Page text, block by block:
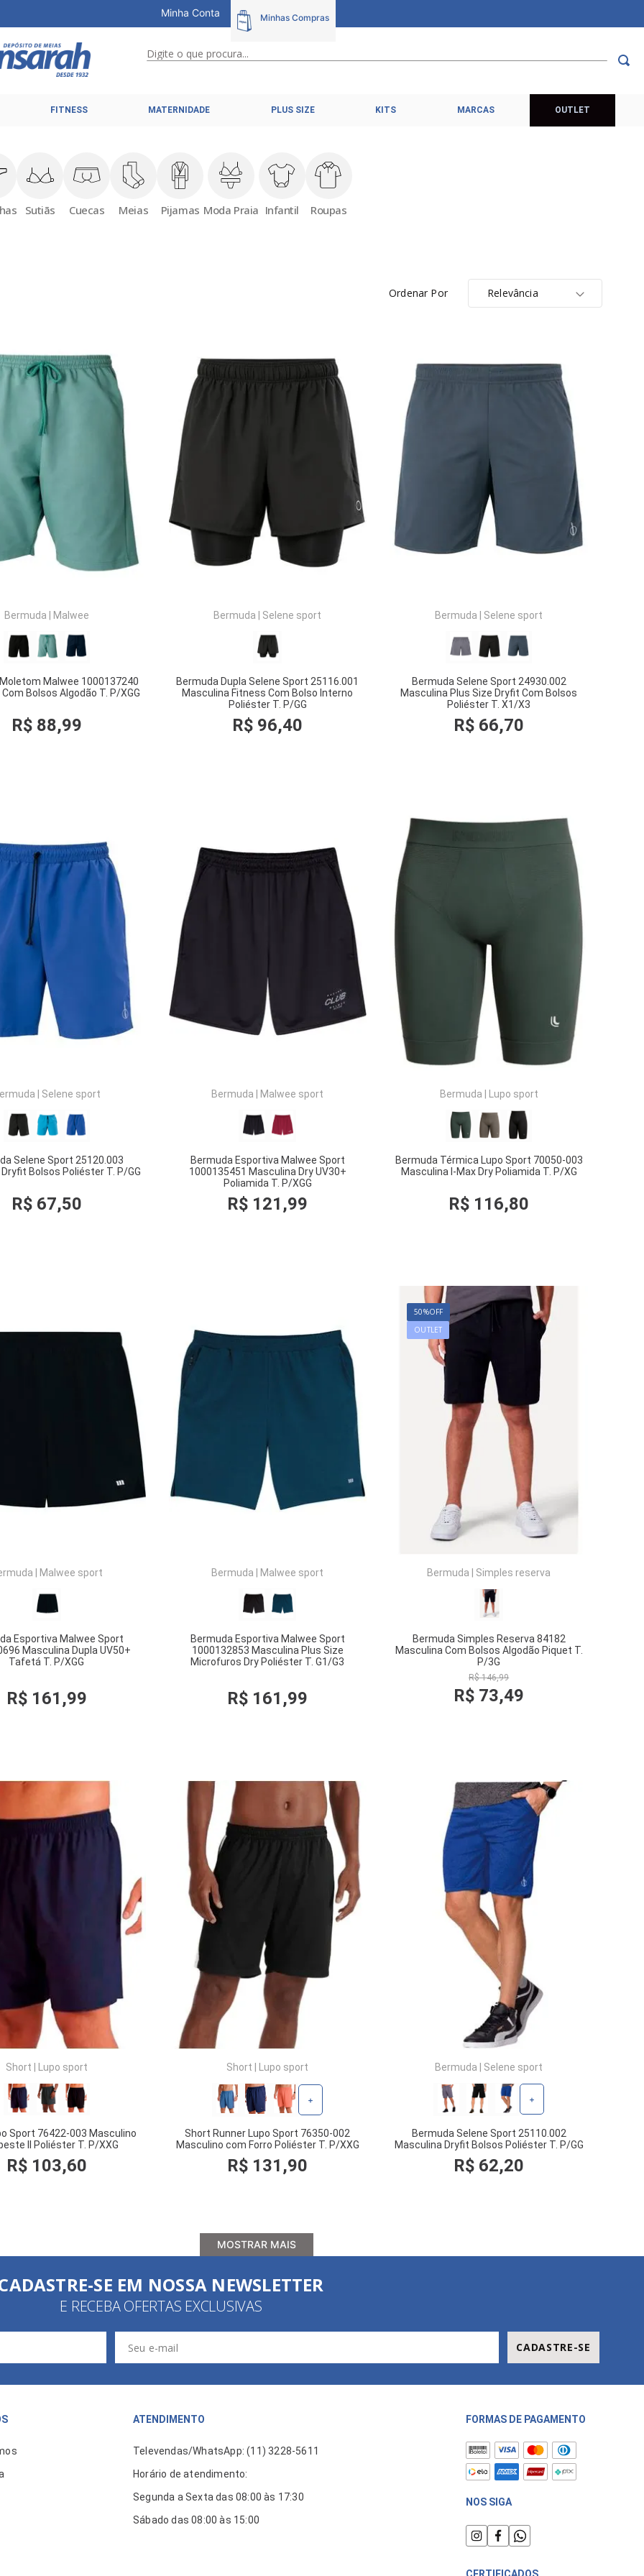
Minha Conta
Digite o que procura...
FITNESS MATERNIDADE PLUS SIZE KITS MARCAS OUTLET
Sutiãs Cuecas Meias Pijamas Moda Praia Infantil Roupas
Ordenar Por Relevância
Bermuda Malwee
Malwee 1000137240
Bolsos Algodão T. P/XGG
R$ 88,99
Bermuda Selene sport
Bermuda Dupla Selene Sport 25116.001
Masculina Fitness Com Bolso Interno
Poliéster T. P/GG
R$ 96,40
Bermuda Selene sport
Bermuda Selene Sport 24930.002
Masculina Plus Size Dryfit Com Bolsos
Poliéster T. X1/X3
R$ 66,70
Selene sport
Selene Sport 25120.003
Bolsos Poliéster T. P/GG
R$ 67,50
Bermuda Malwee sport
Bermuda Esportiva Malwee Sport
1000135451 Masculina Dry UV30+
Poliamida T. P/XGG
R$ 121 ,99
Bermuda Lupo sport
Bermuda Térmica Lupo Sport 70050-003
Masculina I-Max Dry Poliamida T. P/XG
R$ 116,80
Malwee sport
Esportiva Malwee Sport
Masculina Dupla UV50+
Tafetá T. P/XGG
R$ 161 ,99
Bermuda Malwee sport
Bermuda Esportiva Malwee Sport
1000132853 Masculina Plus Size
Microfuros Dry Poliéster T. G1/G3
R$ 161 ,99
Bermuda Simples reserva
Bermuda Simples Reserva 84182
Masculina Com Bolsos Algodão Piquet T.
P/3G
50%OFF
OUTLET
R$ 146,99
R$ 73,49
Short Lupo sport
Sport 76422-003 Masculino
II Poliéster T. P/XXG
R$ 103,60
Short Lupo sport
+
Short Runner Lupo Sport 76350-002
Masculino com Forro Poliéster T. P/XXG
R$ 131 ,90
Bermuda Selene sport
+
Bermuda Selene Sport 25110.002
Masculina Dryfit Bolsos Poliéster T. P/GG
R$ 62,20
MOSTRAR MAIS
SE EM NOSSA NEWSLETTER
E RECEBA OFERTAS EXCLUSIVAS
CADASTRE-SE
ATENDIMENTO
Televendas/WhatsApp: (11) 3228-5611
Horário de atendimento:
Segunda a Sexta das 08:00 às 17:30
Sábado das 08:00 às 15:00
FORMAS DE PAGAMENTO
NOS SIGA
1 º
calcinhas
cuecas
kit
5 º
sutiã liz